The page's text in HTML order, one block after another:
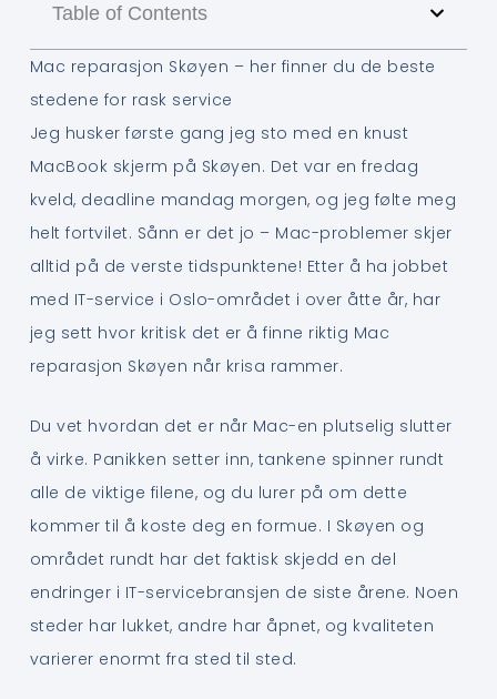
Table of Contents
Mac reparasjon Skøyen – her finner du de beste
stedene for rask service
Jeg husker første gang jeg sto med en knust
MacBook skjerm på Skøyen. Det var en fredag
kveld, deadline mandag morgen, og jeg følte meg
helt fortvilet. Sånn er det jo – Mac-problemer skjer
alltid på de verste tidspunktene! Etter å ha jobbet
med IT-service i Oslo-området i over åtte år, har
jeg sett hvor kritisk det er å finne riktig Mac
reparasjon Skøyen når krisa rammer.
Du vet hvordan det er når Mac-en plutselig slutter
å virke. Panikken setter inn, tankene spinner rundt
alle de viktige filene, og du lurer på om dette
kommer til å koste deg en formue. I Skøyen og
området rundt har det faktisk skjedd en del
endringer i IT-servicebransjen de siste årene. Noen
steder har lukket, andre har åpnet, og kvaliteten
varierer enormt fra sted til sted.